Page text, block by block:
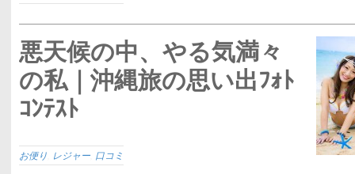
悪天候の中、やる気満々
の私｜沖縄旅の思い出ﾌｫﾄ
ｺﾝﾃｽﾄ
お便り レジャー 口コミ